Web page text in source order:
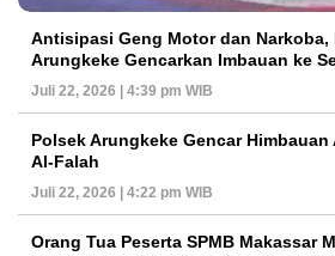
Antisipasi Geng Motor dan
Arungkeke Gencarkan Imbauan ke
Juli 22, 2026 | 4:39 pm WIB
Polsek Arungkeke Gencar
Al-Falah
Juli 22, 2026 | 4:22 pm WIB
Orang Tua Peserta SPMB Makassar